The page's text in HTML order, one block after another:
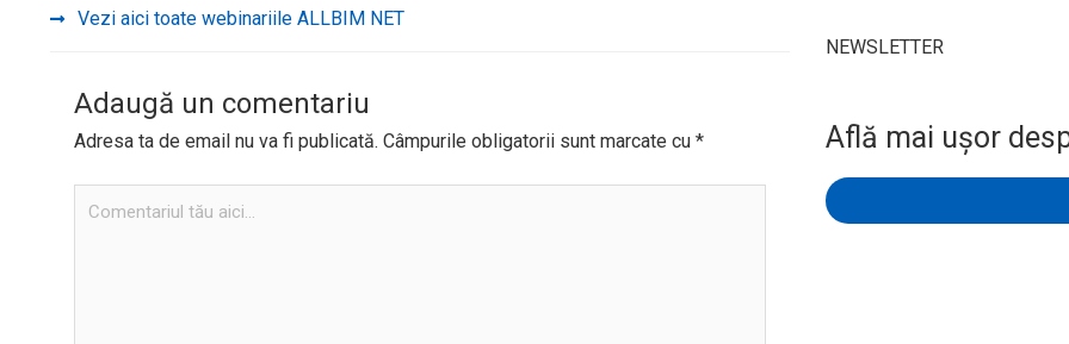
Vezi aici toate webinariile ALLBIM NET
Adaugă un comentariu
Adresa ta de email nu va fi publicată. Câmpurile obligatorii sunt marcate cu *
tău
NEWSLETTER
Află mai ușor